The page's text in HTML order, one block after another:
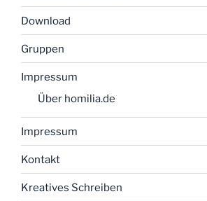
Download
Gruppen
Impressum
Über homilia.de
Impressum
Kontakt
Kreatives Schreiben